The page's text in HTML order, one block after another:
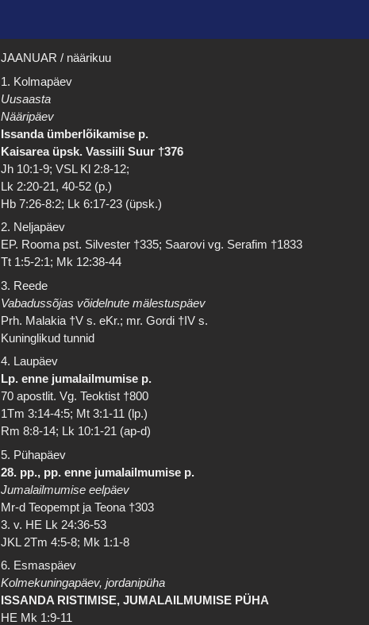
JAANUAR / näärikuu
1. Kolmapäev
Uusaasta
Nääripäev
Issanda ümberlõikamise p.
Kaisarea üpsk. Vassiili Suur †376
Jh 10:1-9; VSL Kl 2:8-12;
Lk 2:20-21, 40-52 (p.)
Hb 7:26-8:2; Lk 6:17-23 (üpsk.)
2. Neljapäev
EP. Rooma pst. Silvester †335; Saarovi vg. Serafim †1833
Tt 1:5-2:1; Mk 12:38-44
3. Reede
Vabadussõjas võidelnute mälestuspäev
Prh. Malakia †V s. eKr.; mr. Gordi †IV s.
Kuninglikud tunnid
4. Laupäev
Lp. enne jumalailmumise p.
70 apostlit. Vg. Teoktist †800
1Tm 3:14-4:5; Mt 3:1-11 (lp.)
Rm 8:8-14; Lk 10:1-21 (ap-d)
5. Pühapäev
28. pp., pp. enne jumalailmumise p.
Jumalailmumise eelpäev
Mr-d Teopempt ja Teona †303
3. v. HE Lk 24:36-53
JKL 2Tm 4:5-8; Mk 1:1-8
6. Esmaspäev
Kolmekuningapäev, jordanipüha
ISSANDA RISTIMISE, JUMALAILMUMISE PÜHA
HE Mk 1:9-11